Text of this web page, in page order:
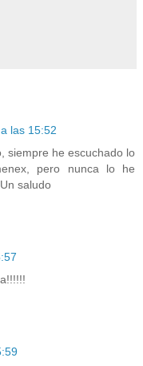
las 15:52
siempre he escuchado lo
pero nunca lo he
saludo